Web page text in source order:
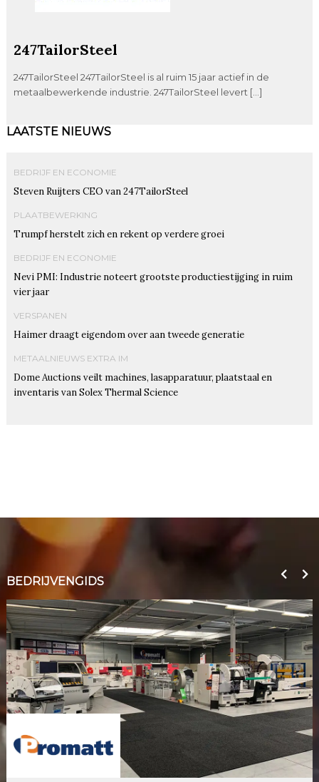
247TailorSteel
247TailorSteel 247TailorSteel is al ruim 15 jaar actief in de
metaalbewerkende industrie. 247TailorSteel levert […]
LAATSTE NIEUWS
BEDRIJF EN ECONOMIE
Steven Ruijters CEO van 247TailorSteel
PLAATBEWERKING
Trumpf herstelt zich en rekent op verdere groei
BEDRIJF EN ECONOMIE
Nevi PMI: Industrie noteert grootste productiestijging in ruim
vier jaar
VERSPANEN
Haimer draagt eigendom over aan tweede generatie
METAALNIEUWS EXTRA IM
Dome Auctions veilt machines, lasapparatuur, plaatstaal en
inventaris van Solex Thermal Science
BEDRIJVENGIDS